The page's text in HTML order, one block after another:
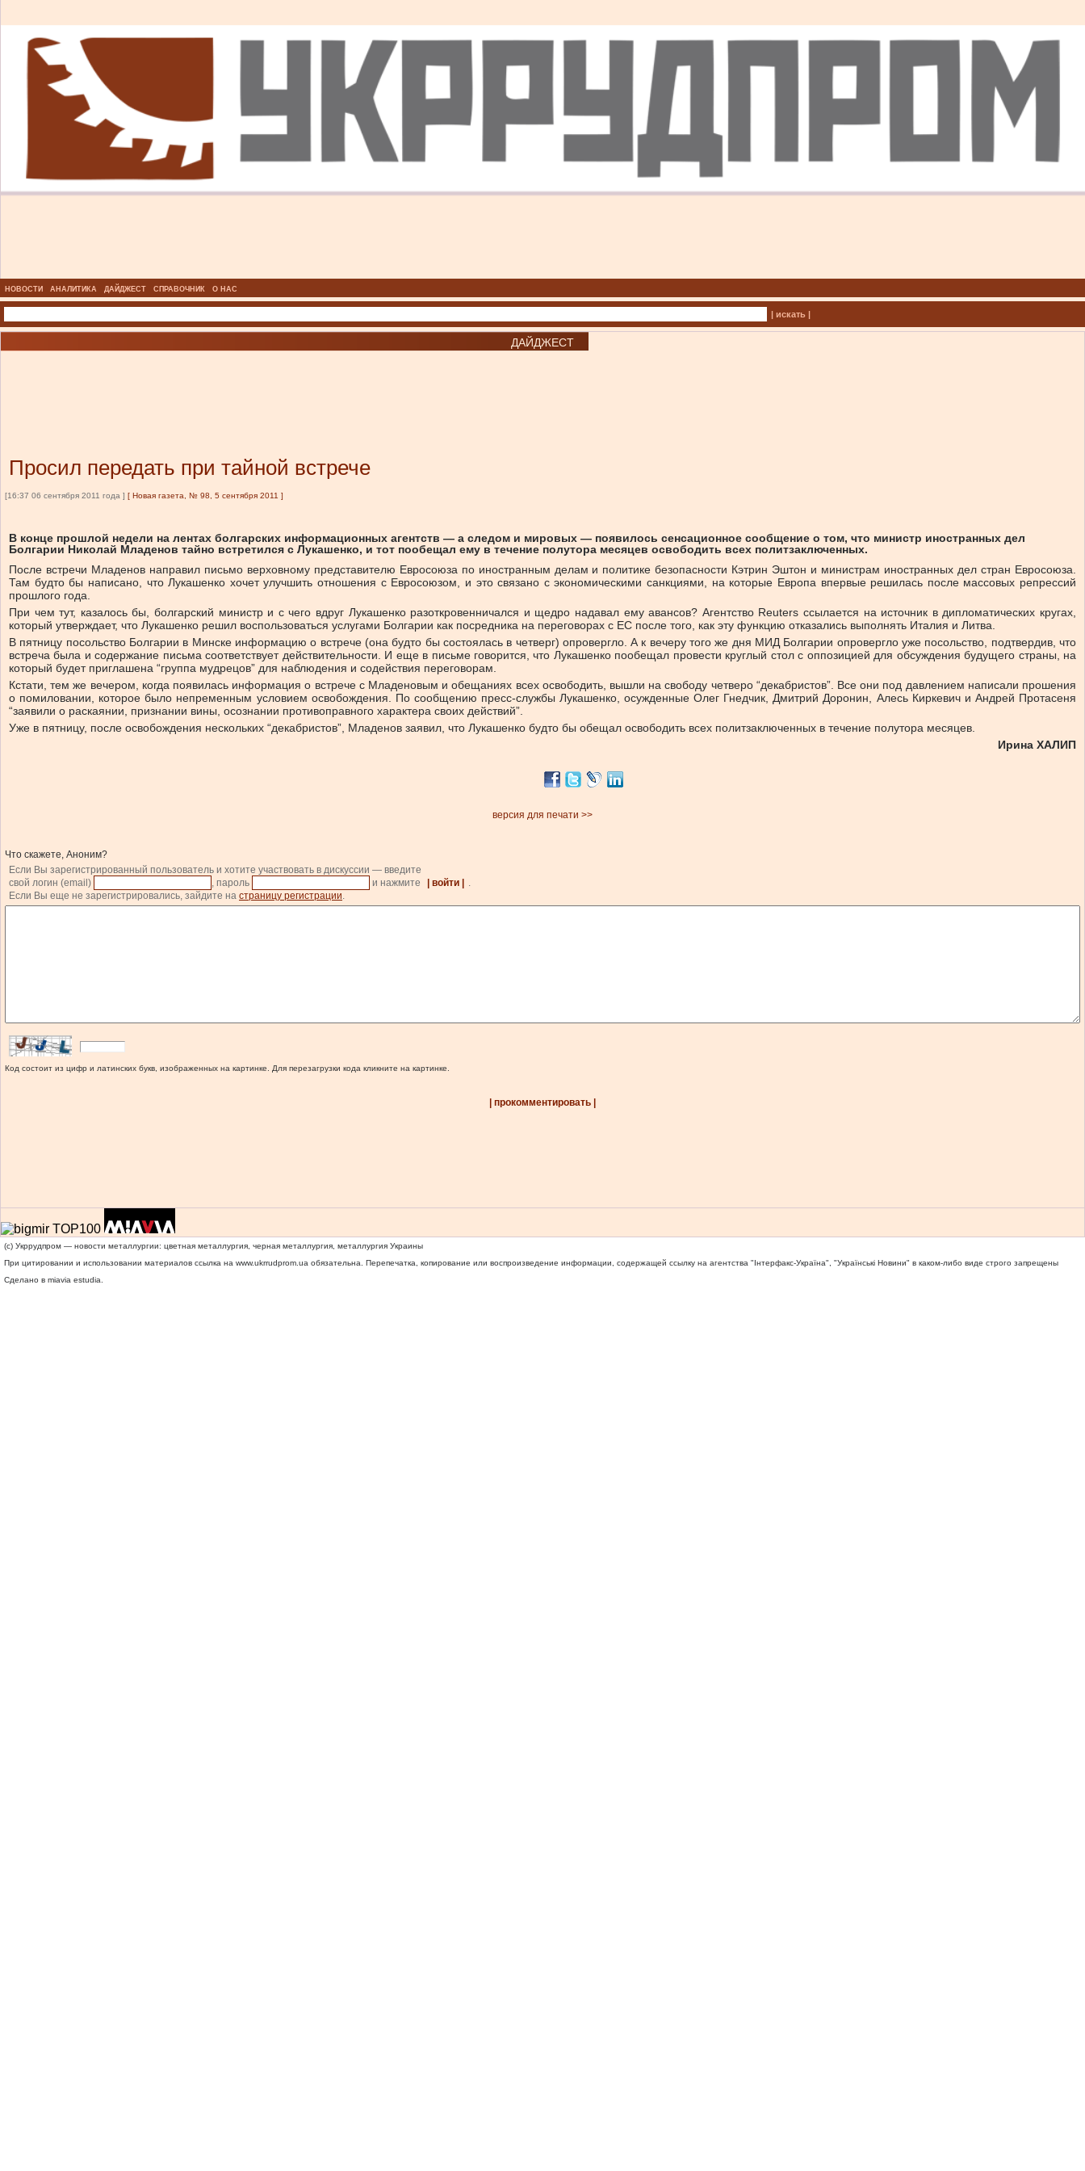
НОВОСТИ АНАЛИТИКА ДАЙДЖЕСТ СПРАВОЧНИК О НАС
| искать |
ДАЙДЖЕСТ
Просил передать при тайной встрече
[16:37 06 сентября 2011 года ] [ Новая газета, № 98, 5 сентября 2011 ]
В конце прошлой недели на лентах болгарских информационных агентств — а следом и мировых — появилось сенсационное сообщение о том, что министр иностранных дел
Болгарии Николай Младенов тайно встретился с Лукашенко, и тот пообещал ему в течение полутора месяцев освободить всех политзаключенных.
После встречи Младенов направил письмо верховному представителю Евросоюза по иностранным делам и политике безопасности Кэтрин Эштон и министрам иностранных дел стран Евросоюза.
Там будто бы написано, что Лукашенко хочет улучшить отношения с Евросоюзом, и это связано с экономическими санкциями, на которые Европа впервые решилась после массовых репрессий
прошлого года.
При чем тут, казалось бы, болгарский министр и с чего вдруг Лукашенко разоткровенничался и щедро надавал ему авансов? Агентство Reuters ссылается на источник в дипломатических кругах,
который утверждает, что Лукашенко решил воспользоваться услугами Болгарии как посредника на переговорах с ЕС после того, как эту функцию отказались выполнять Италия и Литва.
В пятницу посольство Болгарии в Минске информацию о встрече (она будто бы состоялась в четверг) опровергло. А к вечеру того же дня МИД Болгарии опровергло уже посольство, подтвердив, что
встреча была и содержание письма соответствует действительности. И еще в письме говорится, что Лукашенко пообещал провести круглый стол с оппозицией для обсуждения будущего страны, на
который будет приглашена “группа мудрецов” для наблюдения и содействия переговорам.
Кстати, тем же вечером, когда появилась информация о встрече с Младеновым и обещаниях всех освободить, вышли на свободу четверо “декабристов”. Все они под давлением написали прошения
о помиловании, которое было непременным условием освобождения. По сообщению пресс-службы Лукашенко, осужденные Олег Гнедчик, Дмитрий Доронин, Алесь Киркевич и Андрей Протасеня
“заявили о раскаянии, признании вины, осознании противоправного характера своих действий”.
Уже в пятницу, после освобождения нескольких “декабристов”, Младенов заявил, что Лукашенко будто бы обещал освободить всех политзаключенных в течение полутора месяцев.
Ирина ХАЛИП
версия для печати >>
Что скажете, Аноним?
Если Вы зарегистрированный пользователь и хотите участвовать в дискуссии — введите
свой логин (email)
, пароль и нажмите | войти |
.
Если Вы еще не зарегистрировались, зайдите на страницу регистрации.
Код состоит из цифр и латинских букв, изображенных на картинке. Для перезагрузки кода кликните на картинке.
| прокомментировать |
(c) Укррудпром — новости металлургии: цветная металлургия, черная металлургия, металлургия Украины
При цитировании и использовании материалов ссылка на www.ukrrudprom.ua обязательна. Перепечатка, копирование или воспроизведение информации, содержащей ссылку на агентства "Iнтерфакс-Україна", "Українськi Новини" в каком-либо виде строго запрещены
Сделано в miavia estudia.